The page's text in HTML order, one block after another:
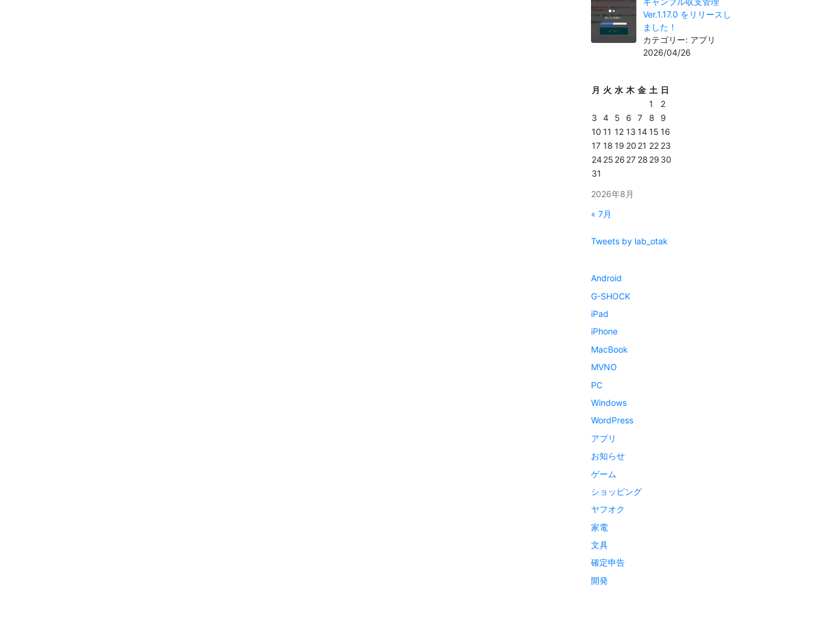
Ver.1.17.0 をリリースし
ました！
カテゴリー: アプリ
2026/04/26
2026年8月
月 火 水 木 金 土 日
1
2
3
4 5 6 7 8
9
10 11 12 13 1415 16
17 18 19 20 21 22 23
2425 26 27 28 29 30
31
« 7月
Tweets by lab_otak
Android
G-SHOCK
iPad
iPhone
MacBook
MVNO
PC
Windows
WordPress
アプリ
お知らせ
ゲーム
ショッピング
ヤフオク
家電
文具
確定申告
開発